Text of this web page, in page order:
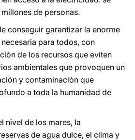
de personas.
conseguir garantizar la enorme
para todos, con
de los recursos que eviten
ambientales que provoquen un
y contaminación que
a toda la humanidad de
nivel de los mares, la
de agua dulce, el clima y